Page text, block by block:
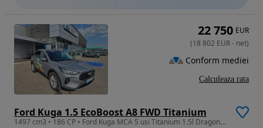
Ford Kuga 1.5 EcoBoost A8 FWD Titanium
1497 cm3 • 186 CP • Ford Kuga MCA 5 usi Titanium 1.5l Dragon 186 CP A8
22 750 EUR
(18 802 EUR- net)
Conform mediei
Calculeaza rata